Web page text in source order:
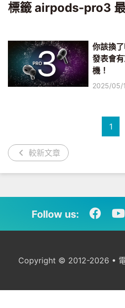
標籤 airpods-pro3
你該換
發表會
機！
2025/05/
較新文章
1
Follow us:
Copyright © 2012-2026 •